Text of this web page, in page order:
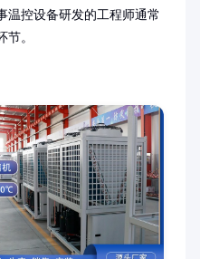
温控设备研发的工程师通常
。